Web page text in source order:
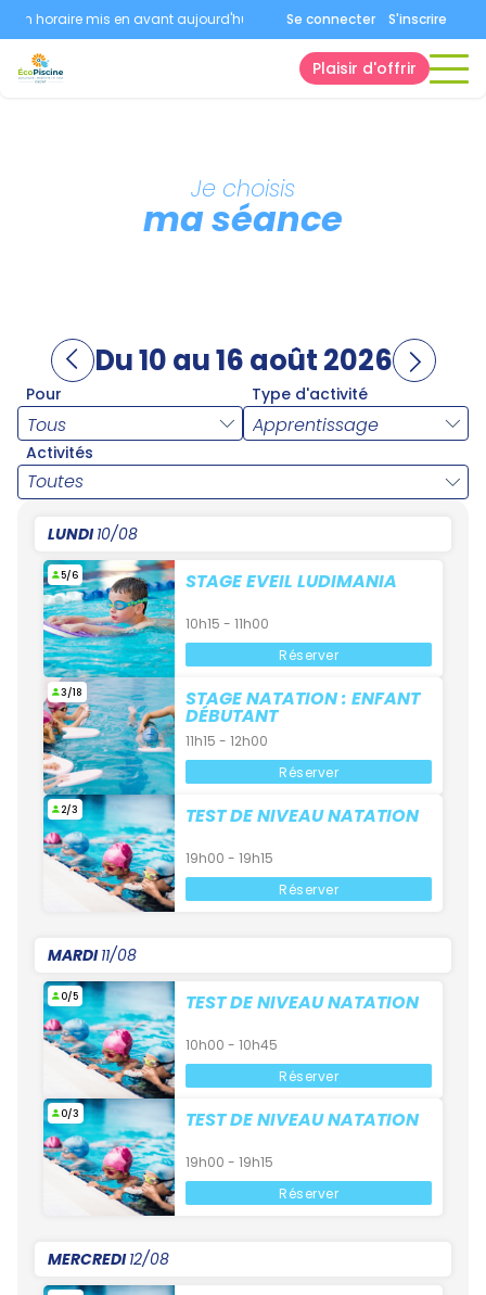
horaire mis en avant aujourd'hui. Consultez la page horaires.
Se connecter S'inscrire
Plaisir d'offrir
Je choisis
ma séance
Du 10 au 16 août 2026
Pour Type d'activité
Activités
Toutes
LUNDI10/08
5/6 STAGE EVEIL LUDIMANIA
10h15 - 11h00
Réserver
3/18 STAGE NATATION : ENFANT
DÉBUTANT
11h15 - 12h00
Réserver
2/3 TEST DE NIVEAU NATATION
19h00 - 19h15
Réserver
MARDI11/08
0/5 TEST DE NIVEAU NATATION
10h00 - 10h45
Réserver
0/3 TEST DE NIVEAU NATATION
19h00 - 19h15
Réserver
MERCREDI12/08